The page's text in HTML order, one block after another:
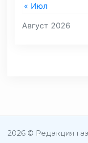
Август 2026
« Июл
2026 © Редакция